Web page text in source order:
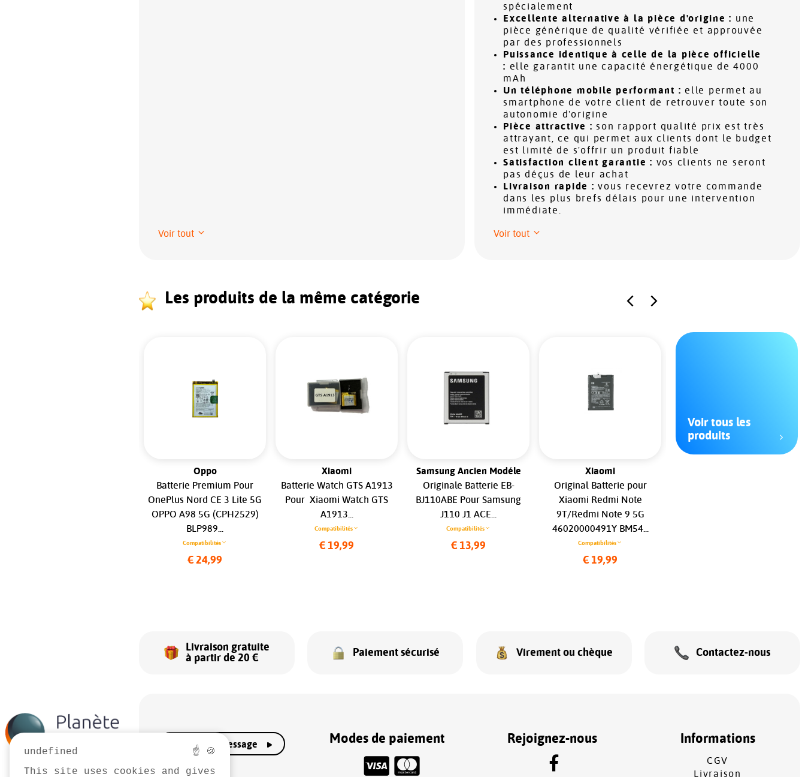
Voir tout
spécialement
Excellente alternative à la pièce d'origine : une
pièce générique de qualité vérifiée et approuvée
par des professionnels
Puissance identique à celle de la pièce officielle
: elle garantit une capacité énergétique de 4000
mAh
Un téléphone mobile performant : elle permet au
smartphone de votre client de retrouver toute son
autonomie d'origine
Pièce attractive : son rapport qualité prix est très
attrayant, ce qui permet aux clients dont le budget
est limité de s'offrir un produit fiable
Satisfaction client garantie : vos clients ne seront
pas déçus de leur achat
Livraison rapide : vous recevrez votre commande
dans les plus brefs délais pour une intervention
immédiate.
Voir tout
Les produits de la même catégorie
Oppo
Batterie Premium Pour
OnePlus Nord CE 3 Lite 5G
OPPO A98 5G (CPH2529)
BLP989...
Compatibilités
€ 24,99
Xiaomi
Batterie Watch GTS A1913
Pour Xiaomi Watch GTS
A1913...
Compatibilités
€ 19,99
Samsung Ancien Modéle
Originale Batterie EB-
BJ110ABE Pour Samsung
J110 J1 ACE...
Compatibilités
€ 13,99
Xiaomi
Original Batterie pour
Xiaomi Redmi Note
9T/Redmi Note 9 5G
46020000491Y BM54...
Compatibilités
€ 19,99
Voir tous les
produits
Livraison gratuite
à partir de 20 €
Paiement sécurisé Virement ou chèque Contactez-nous
Envoyer un message Modes de paiement Rejoignez-nous Informations
CGV
Livraison
undefined
☝ 🍪
This site uses cookies and gives